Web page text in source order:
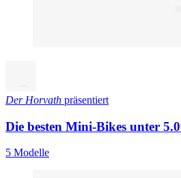
Der Horvath präsentiert
Die besten Mini-Bikes unter
5 Modelle